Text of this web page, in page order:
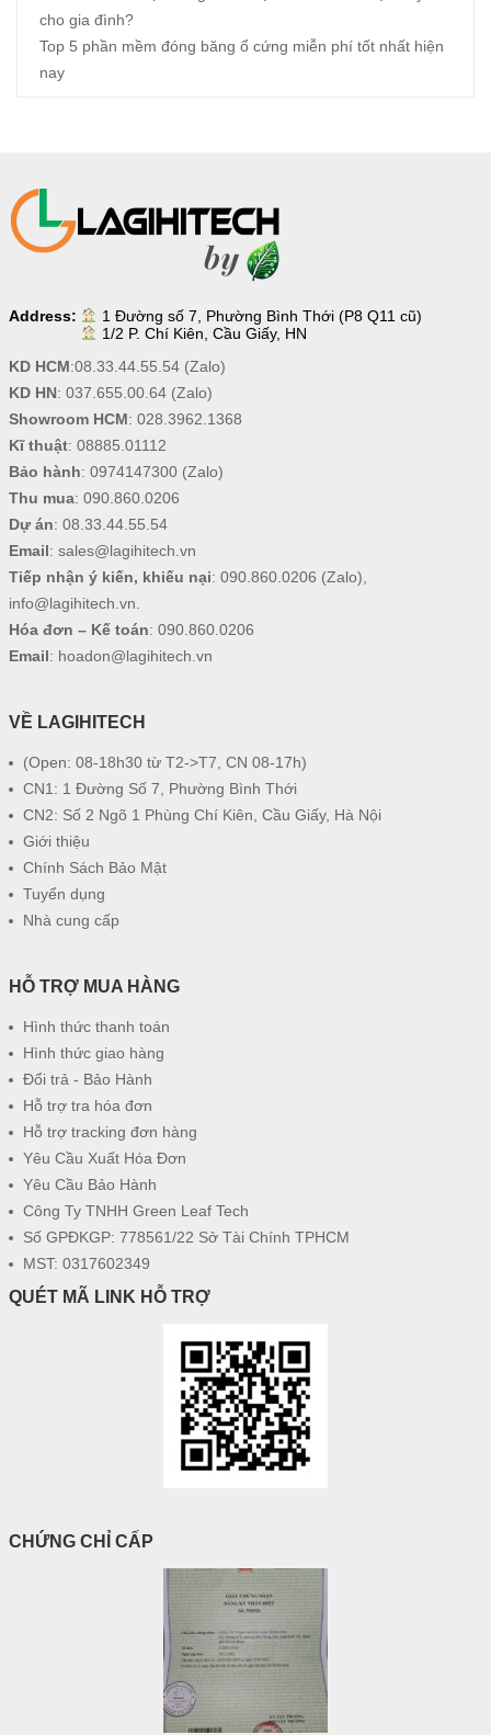
cho gia đình?
Top 5 phần mềm đóng băng ổ cứng miễn phí tốt nhất hiện
nay
Address:
1 Đường số 7, Phường Bình Thới (P8 Q11 cũ)
1/2 P. Chí Kiên, Cầu Giấy, HN
KD HCM:08.33.44.55.54(Zalo)
KD HN: 037.655.00.64(Zalo)
Showroom HCM: 028.3962.1368
Kĩ thuật: 08885.01112
Bảo hành: 0974147300(Zalo)
Thu mua: 090.860.0206
Dự án: 08.33.44.55.54
Email: sales@lagihitech.vn
Tiếp nhận ý kiến, khiếu nại: 090.860.0206 (Zalo),
info@lagihitech.vn
Hóa đơn – Kế toán: 090.860.0206
Email: hoadon@lagihitech.vn
VỀ LAGIHITECH
(Open: 08-18h30 từ T2->T7, CN 08-17h)
CN1: 1 Đường Số 7, Phường Bình Thới
CN2: Số 2 Ngõ 1 Phùng Chí Kiên, Cầu Giấy, Hà Nội
Giới thiệu
Chính Sách Bảo Mật
Tuyển dụng
Nhà cung cấp
HỖ TRỢ MUA HÀNG
Hình thức thanh toán
Hình thức giao hàng
Đổi trả - Bảo Hành
Hỗ trợ tra hóa đơn
Hỗ trợ tracking đơn hàng
Yêu Cầu Xuất Hóa Đơn
Yêu Cầu Bảo Hành
Công Ty TNHH Green Leaf Tech
Số GPĐKGP: 778561/22 Sở Tài Chính TPHCM
MST: 0317602349
QUÉT MÃ LINK HỖ TRỢ
CHỨNG CHỈ CẤP